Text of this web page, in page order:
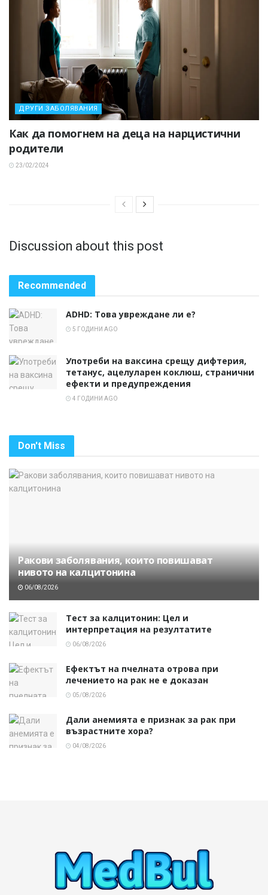
ДРУГИ ЗАБОЛЯВАНИЯ
Как да помогнем на деца на нарцистични
родители
23/02/2024
Discussion about this post
Recommended
ADHD: Това увреждане ли е?
5 ГОДИНИ AGO
Употреби на ваксина срещу дифтерия,
тетанус, ацелуларен коклюш, странични
ефекти и предупреждения
4 ГОДИНИ AGO
Don't Miss
Ракови заболявания, които повишават
нивото на калцитонина
06/08/2026
Тест за калцитонин: Цел и
интерпретация на резултатите
06/08/2026
Ефектът на пчелната отрова при
лечението на рак не е доказан
05/08/2026
Дали анемията е признак за рак при
възрастните хора?
04/08/2026